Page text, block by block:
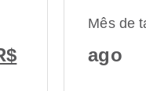
Mês de
ago